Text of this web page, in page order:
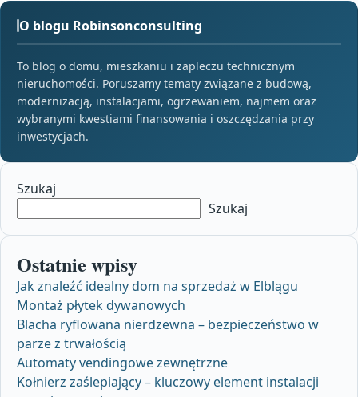
O blogu Robinsonconsulting
To blog o domu, mieszkaniu i zapleczu technicznym
nieruchomości. Poruszamy tematy związane z budową,
modernizacją, instalacjami, ogrzewaniem, najmem oraz
wybranymi kwestiami finansowania i oszczędzania przy
inwestycjach.
Szukaj
Szukaj
Ostatnie wpisy
Jak znaleźć idealny dom na sprzedaż w Elblągu
Montaż płytek dywanowych
Blacha ryflowana nierdzewna – bezpieczeństwo w
parze z trwałością
Automaty vendingowe zewnętrzne
Kołnierz zaślepiający – kluczowy element instalacji